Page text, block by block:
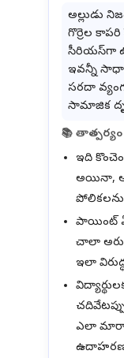
అల్లుడు
గొర్రెల
సీరియస్‌గా
ఇవన్నీ
సరదా
సామాజిక
📚 తాత్పర్యం
ఇది
అయినా,
పాయింట్
చాలా
ఇలా
ఎలా మారాలో